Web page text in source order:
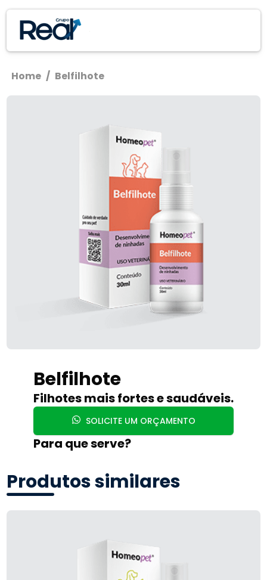
Home / Belfilhote
Belfilhote
Filhotes mais fortes e saudáveis.
SOLICITE UM ORÇAMENTO
Para que serve?
Produtos similares